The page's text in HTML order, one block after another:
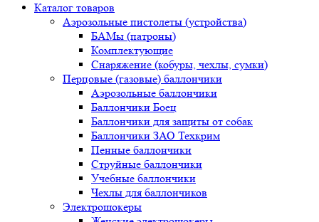
Каталог товаров
Аэрозольные пистолеты (устройства)
БАМы (патроны)
Комплектующие
Снаряжение (кобуры, чехлы, сумки)
Перцовые (газовые) баллончики
Аэрозольные баллончики
Баллончики Боец
Баллончики для защиты от собак
Баллончики ЗАО Техкрим
Пенные баллончики
Струйные баллончики
Учебные баллончики
Чехлы для баллончиков
Электрошокеры